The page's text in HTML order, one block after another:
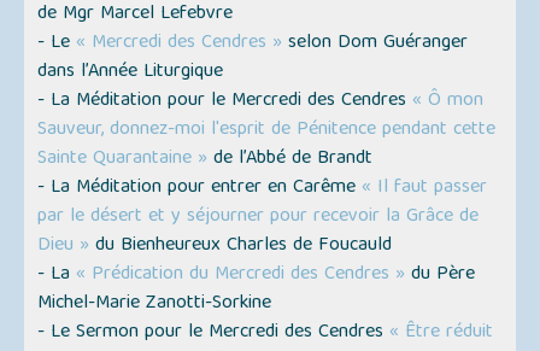
de Mgr Marcel Lefebvre
- Le « Mercredi des Cendres » selon Dom Guéranger
dans l’Année Liturgique
- La Méditation pour le Mercredi des Cendres « Ô mon
Sauveur, donnez-moi l'esprit de Pénitence pendant cette
Sainte Quarantaine » de l’Abbé de Brandt
- La Méditation pour entrer en Carême « Il faut passer
par le désert et y séjourner pour recevoir la Grâce de
Dieu » du Bienheureux Charles de Foucauld
- La « Prédication du Mercredi des Cendres » du Père
Michel-Marie Zanotti-Sorkine
- Le Sermon pour le Mercredi des Cendres « Être réduit